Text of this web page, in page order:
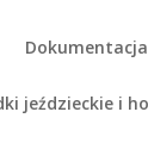
Dokumentacja
jeździeckie i